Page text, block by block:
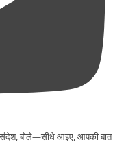
संदेश, बोले—सीधे आइए, आपकी बात